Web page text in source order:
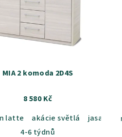
sametový dub kansas dub
MIA 2 komoda 2D4S
8 580 Kč
latte
akácie světlá jasan
4-6 týdnů